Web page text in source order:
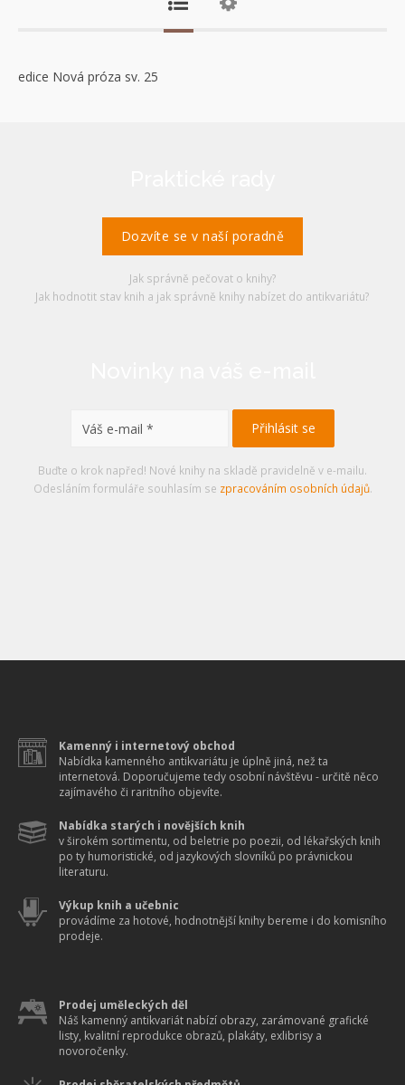
edice Nová próza sv. 25
Dozvíte se v naší poradně
Jak správně pečovat o knihy?
Jak hodnotit stav knih a jak správně knihy nabízet do antikvariátu?
Buďte o krok napřed! Nové knihy na skladě pravidelně v e-mailu.
Odesláním formuláře souhlasím se zpracováním osobních údajů.
Kamenný i internetový obchod
Nabídka kamenného antikvariátu je úplně jiná, než ta
internetová. Doporučujeme tedy osobní návštěvu - určitě něco
zajímavého či raritního objevíte.
Nabídka starých i novějších knih
v širokém sortimentu, od beletrie po poezii, od lékařských knih
po ty humoristické, od jazykových slovníků po právnickou
literaturu.
Výkup knih a učebnic
provádíme za hotové, hodnotnější knihy bereme i do komisního
prodeje.
Prodej uměleckých děl
Náš kamenný antikvariát nabízí obrazy, zarámované grafické
listy, kvalitní reprodukce obrazů, plakáty, exlibrisy a
novoročenky.